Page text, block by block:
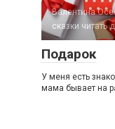
Валентина
сказки читать
Подарок
У меня есть
мама бывает на